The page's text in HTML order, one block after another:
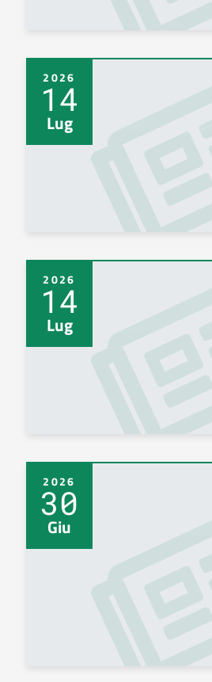
2026
14
Lug
2026
14
Lug
2026
30
Giu